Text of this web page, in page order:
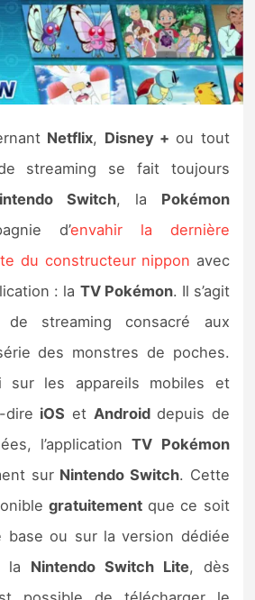
jeux Switch 2
Netflix, Disney + ou tout
streaming se fait toujours
Switch, la Pokémon
d’envahir la dernière
du constructeur nippon avec
: la TV Pokémon. Il s’agit
de streaming consacré aux
des monstres de poches.
sur les appareils mobiles et
dire iOS et Androiddepuis de
l’application TV Pokémon
sur Nintendo Switch. Cette
gratuitementque ce soit
base ou sur la version dédiée
la Nintendo Switch Lite, dès